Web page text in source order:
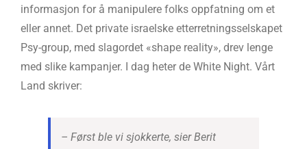
informasjon for å manipulere folks oppfatning om et
eller annet. Det private israelske etterretningsselskapet
Psy-group, med slagordet «shape reality», drev lenge
med slike kampanjer. I dag heter de White Night. Vårt
Land skriver:
– Først ble vi sjokkerte, sier Berit